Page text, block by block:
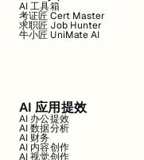
AI 工具箱
考证匠 Cert Master
求职匠 Job Hunter
牛小匠 UniMate AI
AI 应用提效
AI 办公提效
AI 数据分析
AI 财务
AI 内容创作
AI 视觉创作